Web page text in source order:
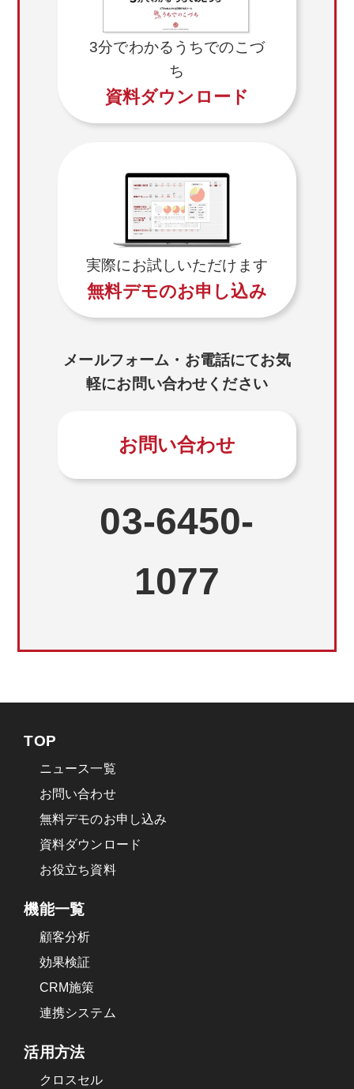
3分でわかるうちでのこづ
ち
資料ダウンロード
実際にお試しいただけます
無料デモのお申し込み
メールフォーム・お電話にてお気
軽にお問い合わせください
お問い合わせ
03-6450-
1077
TOP
ニュース一覧
お問い合わせ
無料デモのお申し込み
資料ダウンロード
お役立ち資料
機能一覧
顧客分析
効果検証
CRM施策
連携システム
活用方法
クロスセル